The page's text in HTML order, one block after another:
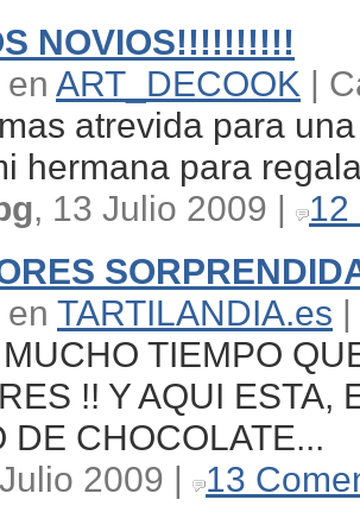
NOVIOS!!!!!!!!!!
ART_DECOOK |
atrevida para
hermana para
, 13 Julio 2009 |
12
TARTILANDIA.es
TIEMPO
!! Y AQUI ESTA,
DE CHOCOLATE...
2009 |
13